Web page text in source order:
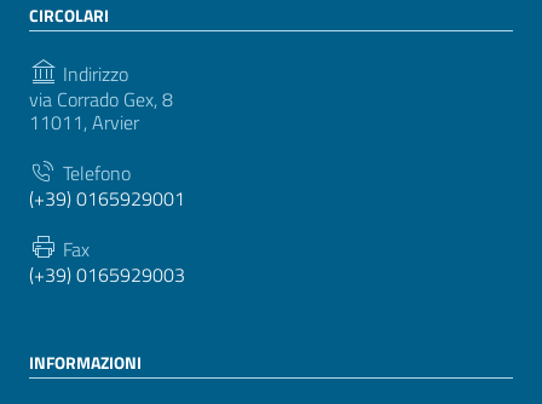
CIRCOLARI
Indirizzo
via Corrado Gex, 8
11011, Arvier
Telefono
(+39) 0165929001
Fax
(+39) 0165929003
INFORMAZIONI